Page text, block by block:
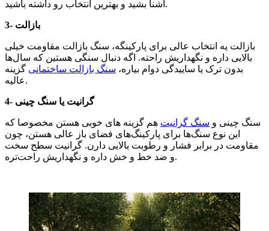
آشنا بشید و بهترین انتخاب رو داشته باشید.
3- بازالت
بازالت یه انتخاب عالی برای پارکینگه، سنگ بازالت مقاومت خیلی
بالایی داره و نگهداریش راحته. اگه دنبال سنگی هستین که سال‌ها
بدون ترک یا ساییدگی دوام بیاره، سنگ بازالت ساختمانی گزینه
عالیه.
4- گرانیت یا سنگ چینی
سنگ چینی و سنگ گرانیت هم گزینه های خوبی هستن مخصوصا که
این نوع سنگ‌ها برای پارکینگ‌های فضای باز عالی هستن، چون
مقاومت در برابر فشار و رطوبت بالایی دارن. گرانیت سطح سخت
و ضد خط و خش داره و نگهداریش راحت‌تره.